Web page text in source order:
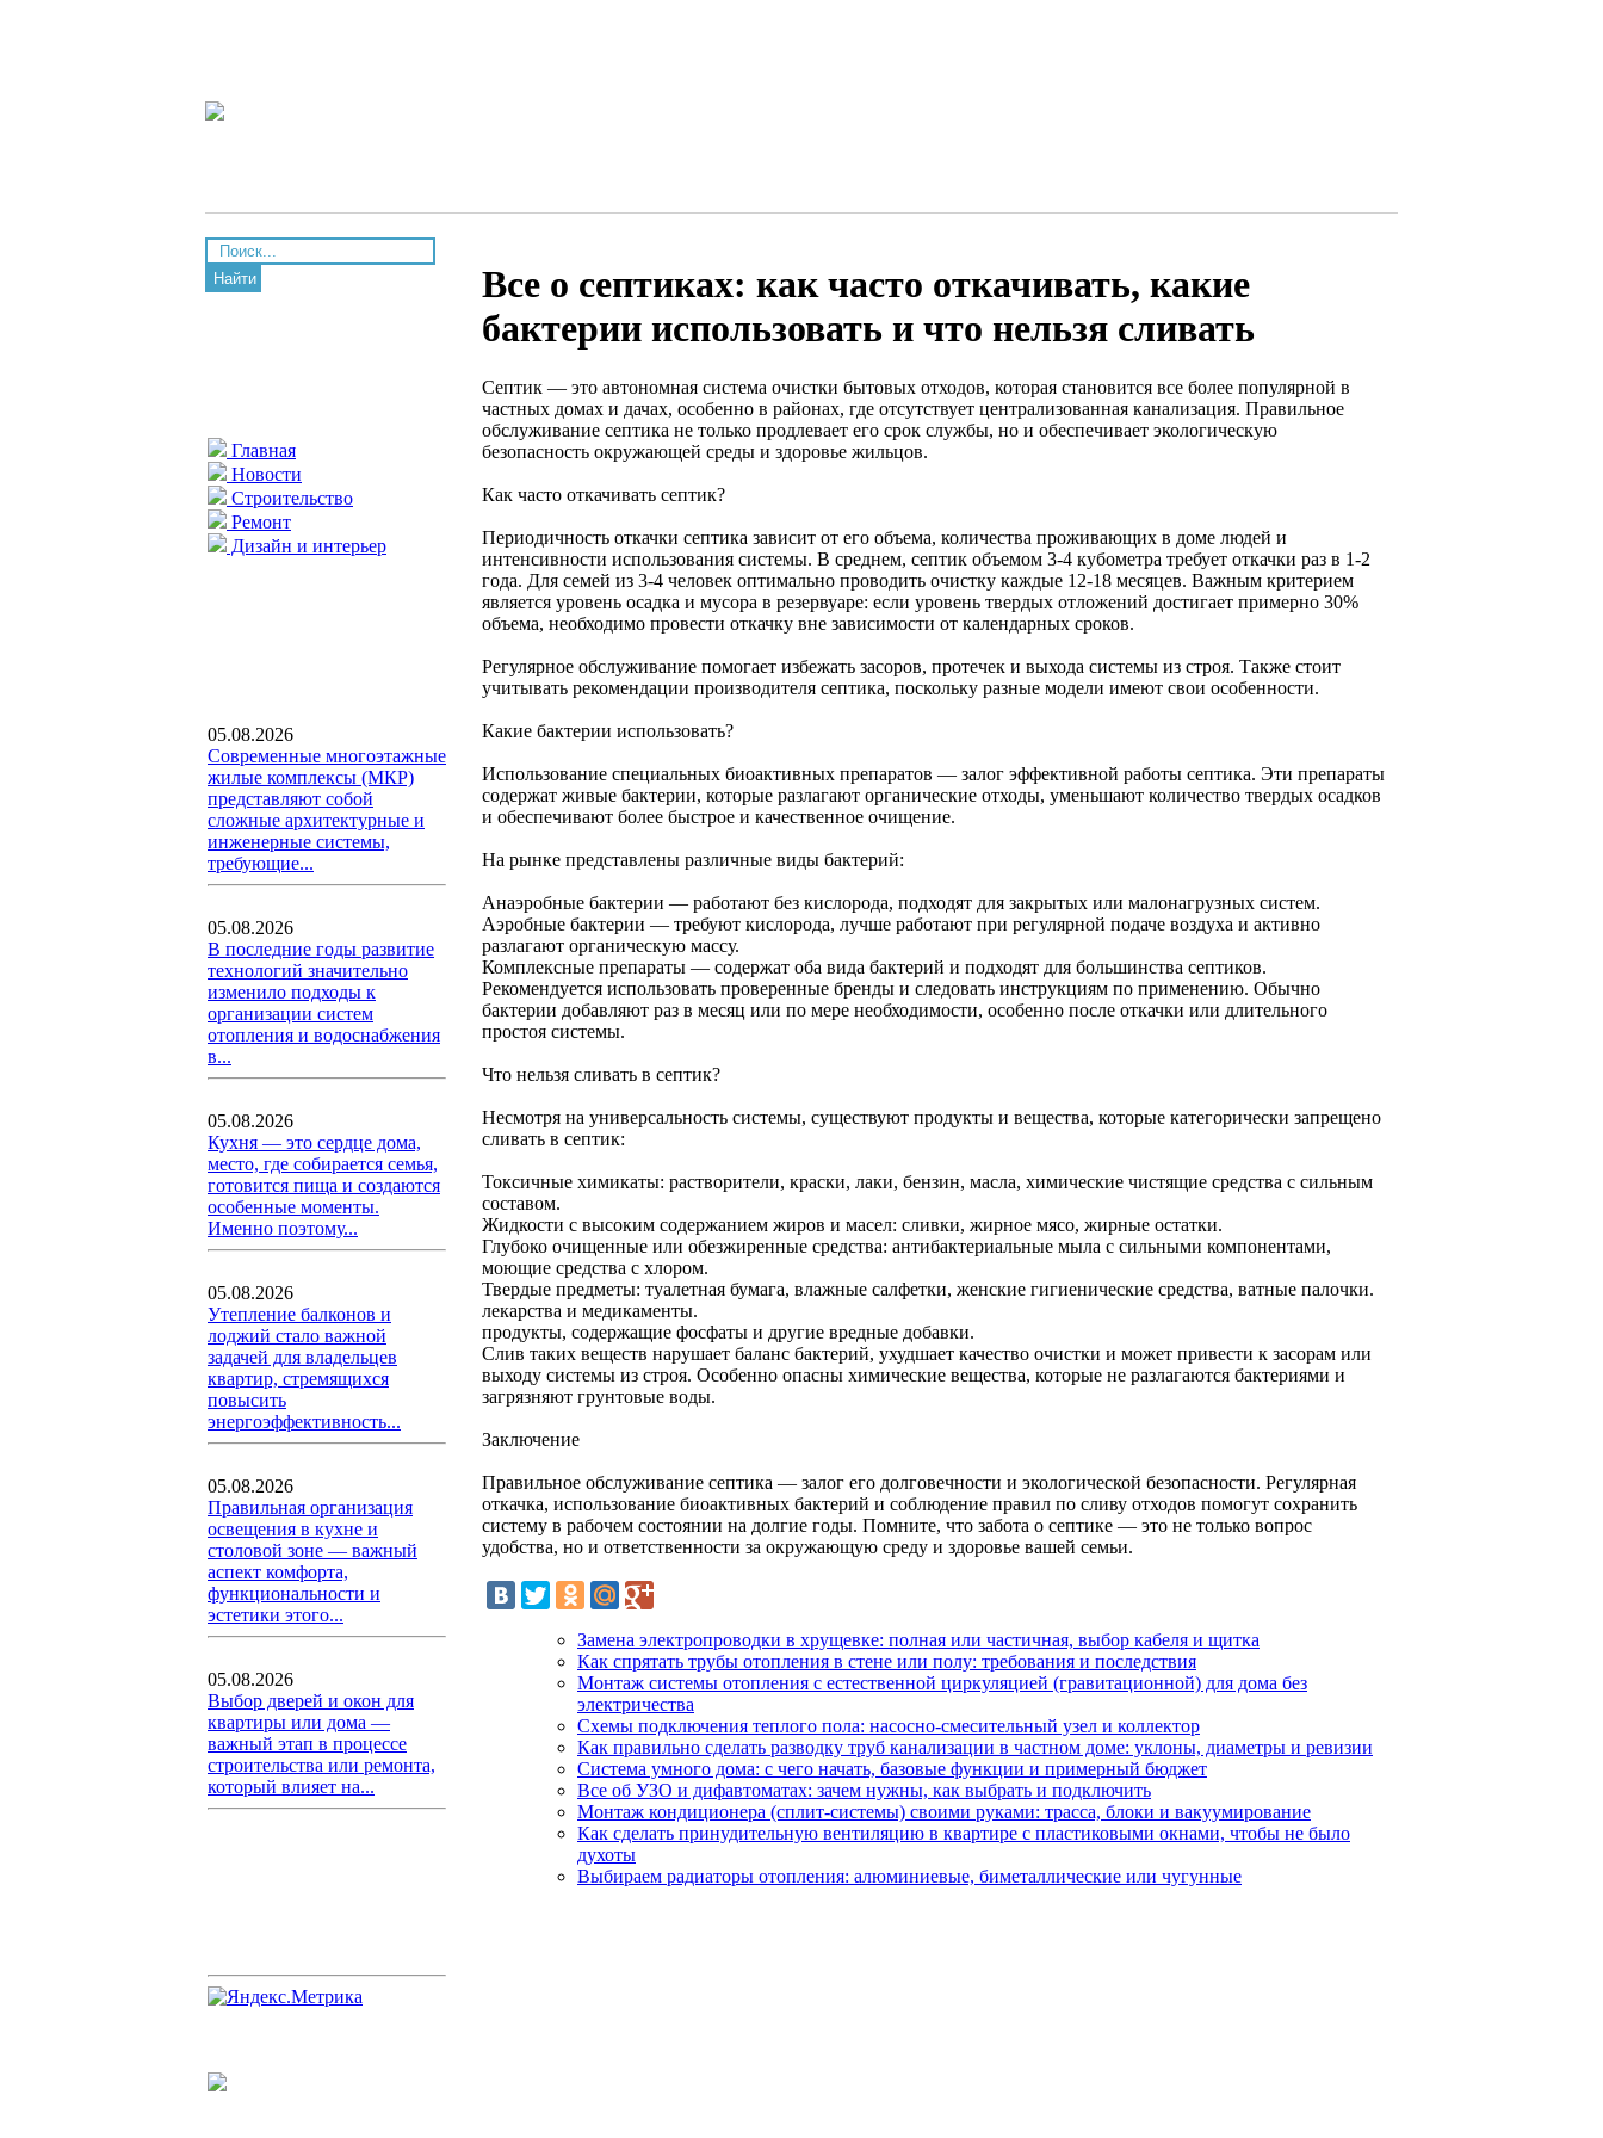
Найти
Главная
Новости
Строительство
Ремонт
Дизайн и интерьер
05.08.2026
Современные многоэтажные
жилые комплексы (МКР)
представляют собой
сложные архитектурные и
инженерные системы,
требующие...
05.08.2026
В последние годы развитие
технологий значительно
изменило подходы к
организации систем
отопления и водоснабжения
в...
05.08.2026
Кухня — это сердце дома,
место, где собирается семья,
готовится пища и создаются
особенные моменты.
Именно поэтому...
05.08.2026
Утепление балконов и
лоджий стало важной
задачей для владельцев
квартир, стремящихся
повысить
энергоэффективность...
05.08.2026
Правильная организация
освещения в кухне и
столовой зоне — важный
аспект комфорта,
функциональности и
эстетики этого...
05.08.2026
Выбор дверей и окон для
квартиры или дома —
важный этап в процессе
строительства или ремонта,
который влияет на...
Все о септиках: как часто откачивать, какие
бактерии использовать и что нельзя сливать
Септик — это автономная система очистки бытовых отходов, которая становится все более популярной в
частных домах и дачах, особенно в районах, где отсутствует централизованная канализация. Правильное
обслуживание септика не только продлевает его срок службы, но и обеспечивает экологическую
безопасность окружающей среды и здоровье жильцов.
Как часто откачивать септик?
Периодичность откачки септика зависит от его объема, количества проживающих в доме людей и
интенсивности использования системы. В среднем, септик объемом 3-4 кубометра требует откачки раз в 1-2
года. Для семей из 3-4 человек оптимально проводить очистку каждые 12-18 месяцев. Важным критерием
является уровень осадка и мусора в резервуаре: если уровень твердых отложений достигает примерно 30%
объема, необходимо провести откачку вне зависимости от календарных сроков.
Регулярное обслуживание помогает избежать засоров, протечек и выхода системы из строя. Также стоит
учитывать рекомендации производителя септика, поскольку разные модели имеют свои особенности.
Какие бактерии использовать?
Использование специальных биоактивных препаратов — залог эффективной работы септика. Эти препараты
содержат живые бактерии, которые разлагают органические отходы, уменьшают количество твердых осадков
и обеспечивают более быстрое и качественное очищение.
На рынке представлены различные виды бактерий:
Анаэробные бактерии — работают без кислорода, подходят для закрытых или малонагрузных систем.
Аэробные бактерии — требуют кислорода, лучше работают при регулярной подаче воздуха и активно
разлагают органическую массу.
Комплексные препараты — содержат оба вида бактерий и подходят для большинства септиков.
Рекомендуется использовать проверенные бренды и следовать инструкциям по применению. Обычно
бактерии добавляют раз в месяц или по мере необходимости, особенно после откачки или длительного
простоя системы.
Что нельзя сливать в септик?
Несмотря на универсальность системы, существуют продукты и вещества, которые категорически запрещено
сливать в септик:
Токсичные химикаты: растворители, краски, лаки, бензин, масла, химические чистящие средства с сильным
составом.
Жидкости с высоким содержанием жиров и масел: сливки, жирное мясо, жирные остатки.
Глубоко очищенные или обезжиренные средства: антибактериальные мыла с сильными компонентами,
моющие средства с хлором.
Твердые предметы: туалетная бумага, влажные салфетки, женские гигиенические средства, ватные палочки.
лекарства и медикаменты.
продукты, содержащие фосфаты и другие вредные добавки.
Слив таких веществ нарушает баланс бактерий, ухудшает качество очистки и может привести к засорам или
выходу системы из строя. Особенно опасны химические вещества, которые не разлагаются бактериями и
загрязняют грунтовые воды.
Заключение
Правильное обслуживание септика — залог его долговечности и экологической безопасности. Регулярная
откачка, использование биоактивных бактерий и соблюдение правил по сливу отходов помогут сохранить
систему в рабочем состоянии на долгие годы. Помните, что забота о септике — это не только вопрос
удобства, но и ответственности за окружающую среду и здоровье вашей семьи.
Замена электропроводки в хрущевке: полная или частичная, выбор кабеля и щитка
Как спрятать трубы отопления в стене или полу: требования и последствия
Монтаж системы отопления с естественной циркуляцией (гравитационной) для дома без
электричества
Схемы подключения теплого пола: насосно-смесительный узел и коллектор
Как правильно сделать разводку труб канализации в частном доме: уклоны, диаметры и ревизии
Система умного дома: с чего начать, базовые функции и примерный бюджет
Все об УЗО и дифавтоматах: зачем нужны, как выбрать и подключить
Монтаж кондиционера (сплит-системы) своими руками: трасса, блоки и вакуумирование
Как сделать принудительную вентиляцию в квартире с пластиковыми окнами, чтобы не было
духоты
Выбираем радиаторы отопления: алюминиевые, биметаллические или чугунные